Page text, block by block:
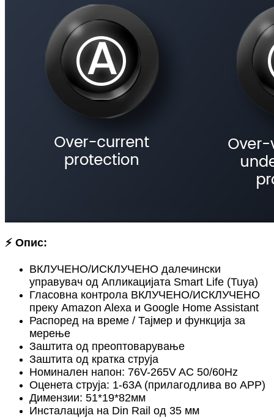
⚡ Опис:
ВКЛУЧЕНО/ИСКЛУЧЕНО далечински
управувач од Апликацијата Smart Life (Tuya)
Гласовна контрола ВКЛУЧЕНО/ИСКЛУЧЕНО
преку Amazon Alexa и Google Home Assistant
Распоред на време / Тајмер и функција за
мерење
Заштита од преоптоварување
Заштита од кратка струја
Номинален напон: 76V-265V AC 50/60Hz
Оценета струја: 1-63A (прилагодлива во APP)
Димензии: 51*19*82мм
Инсталација на Din Rail од 35 мм